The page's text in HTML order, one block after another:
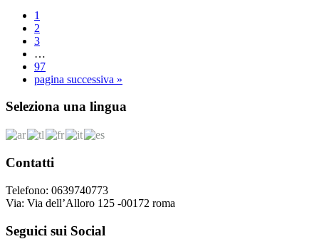
Pagina
1
Pagina
2
Pagina
3
interim
omesse
…
Pagina
97
Vai
pagina successiva »
Footer
Seleziona una lingua
Contatti
Telefono: 0639740773
Via: Via dell’Alloro 125 -00172 roma
Seguici sui Social